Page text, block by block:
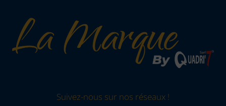
Suivez-nous sur nos réseaux !